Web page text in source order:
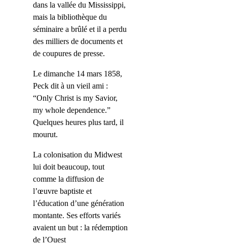
dans la vallée du Mississippi,
mais la bibliothèque du
séminaire a brûlé et il a perdu
des milliers de documents et
de coupures de presse.
Le dimanche 14 mars 1858,
Peck dit à un vieil ami :
“Only Christ is my Savior,
my whole dependence.”
Quelques heures plus tard, il
mourut.
La colonisation du Midwest
lui doit beaucoup, tout
comme la diffusion de
l’œuvre baptiste et
l’éducation d’une génération
montante. Ses efforts variés
avaient un but : la rédemption
de l’Ouest